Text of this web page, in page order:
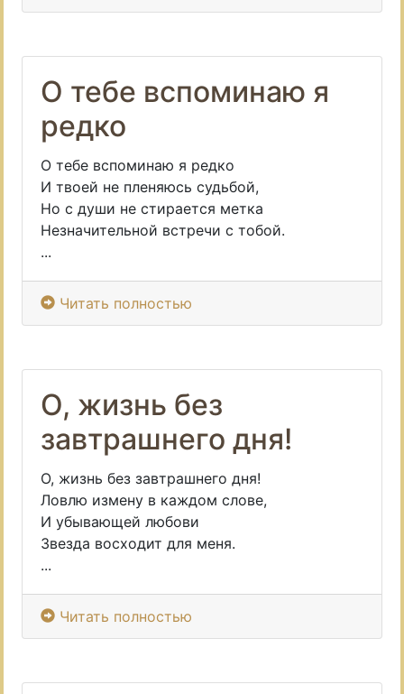
О тебе вспоминаю я
редко
О тебе вспоминаю я редко
И твоей не пленяюсь судьбой,
Но с души не стирается метка
Незначительной встречи с тобой.
...
Читать полностью
О, жизнь без
завтрашнего дня!
О, жизнь без завтрашнего дня!
Ловлю измену в каждом слове,
И убывающей любови
Звезда восходит для меня.
...
Читать полностью